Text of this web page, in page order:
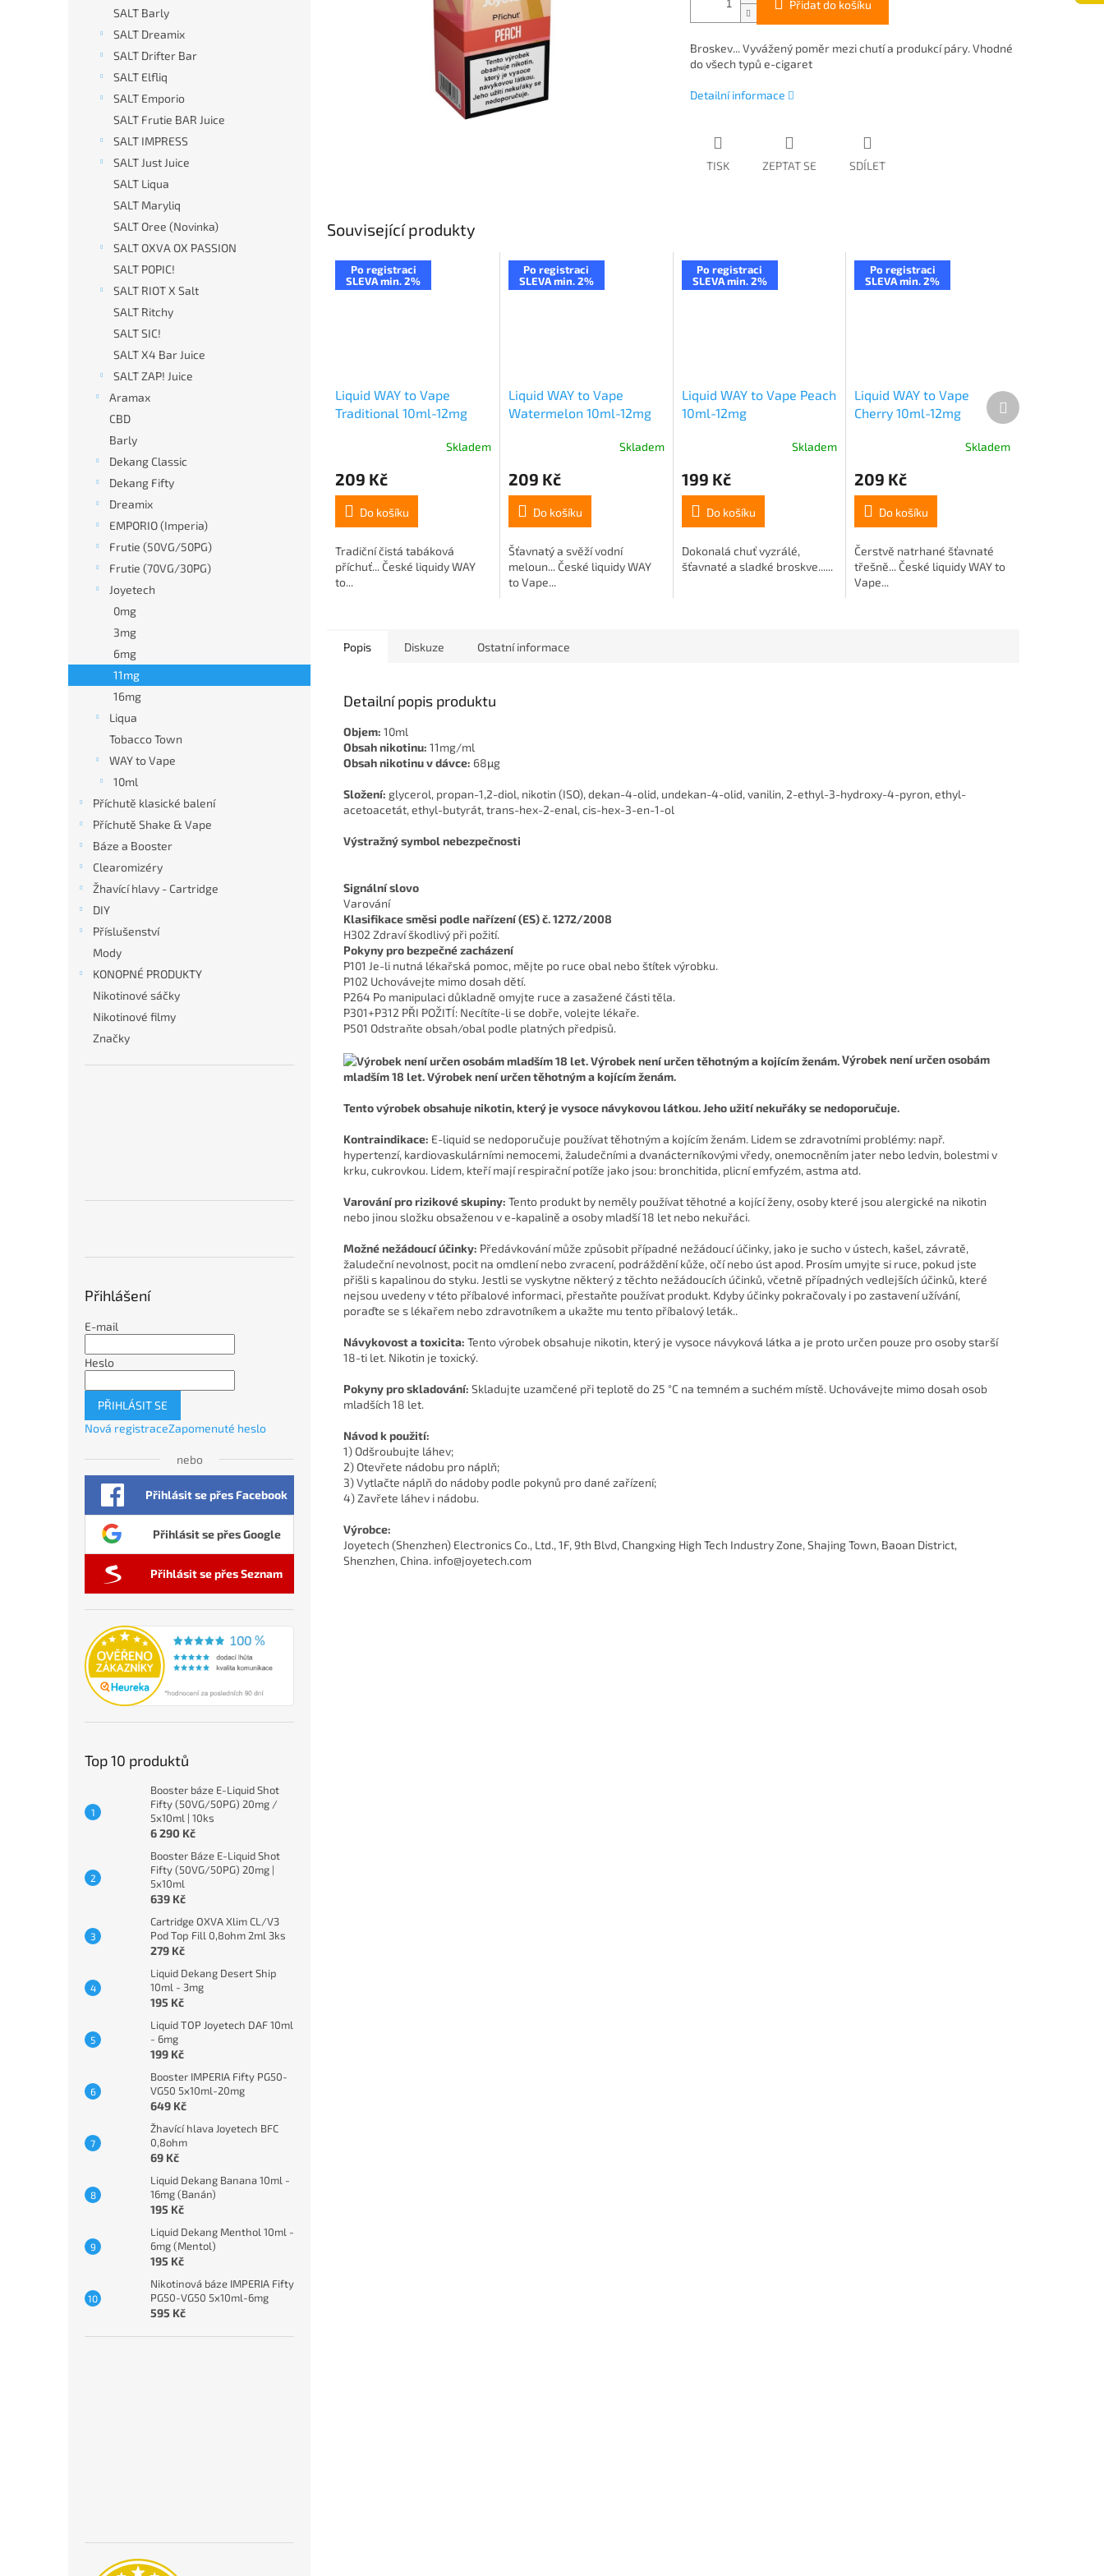
SALT Barly
SALT Dreamix
SALT Drifter Bar
SALT Elfliq
SALT Emporio
SALT Frutie BAR Juice
SALT IMPRESS
SALT Just Juice
SALT Liqua
SALT Maryliq
SALT Oree (Novinka)
SALT OXVA OX PASSION
SALT POPIC!
SALT RIOT X Salt
SALT Ritchy
SALT SIC!
SALT X4 Bar Juice
SALT ZAP! Juice
Aramax
CBD
Barly
Dekang Classic
Dekang Fifty
Dreamix
EMPORIO (Imperia)
Frutie (50VG/50PG)
Frutie (70VG/30PG)
Joyetech
0mg
3mg
6mg
11mg
16mg
Liqua
Tobacco Town
WAY to Vape
10ml
Příchutě klasické balení
Příchutě Shake & Vape
Báze a Booster
Clearomizéry
Žhavící hlavy - Cartridge
DIY
Příslušenství
Mody
KONOPNÉ PRODUKTY
Nikotinové sáčky
Nikotinové filmy
Značky
Přihlášení
E-mail
Heslo
PŘIHLÁSIT SE
Nová registraceZapomenuté heslo
nebo
Přihlásit se přes Facebook
Přihlásit se přes Google
Přihlásit se přes Seznam
Top 10 produktů
Booster báze E-Liquid Shot
Fifty (50VG/50PG) 20mg /
5x10ml | 10ks
6 290 Kč
Booster Báze E-Liquid Shot
Fifty (50VG/50PG) 20mg |
5x10ml
639 Kč
Cartridge OXVA Xlim CL/V3
Pod Top Fill 0,8ohm 2ml 3ks
279 Kč
Liquid Dekang Desert Ship
10ml - 3mg
195 Kč
Liquid TOP Joyetech DAF 10ml
- 6mg
199 Kč
Booster IMPERIA Fifty PG50-
VG50 5x10ml-20mg
649 Kč
Žhavící hlava Joyetech BFC
0,8ohm
69 Kč
Liquid Dekang Banana 10ml -
16mg (Banán)
195 Kč
Liquid Dekang Menthol 10ml -
6mg (Mentol)
195 Kč
Nikotinová báze IMPERIA Fifty
PG50-VG50 5x10ml-6mg
595 Kč
Přidat do košíku
Broskev... Vyvážený poměr mezi chutí a produkcí páry. Vhodné
do všech typů e-cigaret
Detailní informace
TISK ZEPTAT SE SDÍLET
Související produkty
Po registraci
SLEVA min. 2%
Liquid WAY to Vape
Traditional 10ml-12mg
Skladem
209 Kč
Do košíku
Tradiční čistá tabáková
příchuť... České liquidy WAY
to...
Po registraci
SLEVA min. 2%
Liquid WAY to Vape
Watermelon 10ml-12mg
Skladem
209 Kč
Do košíku
Šťavnatý a svěží vodní
meloun... České liquidy WAY
to Vape...
Po registraci
SLEVA min. 2%
Liquid WAY to Vape Peach
10ml-12mg
Skladem
199 Kč
Do košíku
Dokonalá chuť vyzrálé,
šťavnaté a sladké broskve......
Po registraci
SLEVA min. 2%
Liquid WAY to Vape
Cherry 10ml-12mg
Skladem
209 Kč
Do košíku
Čerstvě natrhané šťavnaté
třešně... České liquidy WAY to
Vape...
Další
produkt
Popis Diskuze Ostatní informace
Detailní popis produktu
Objem: 10ml
Obsah nikotinu: 11mg/ml
Obsah nikotinu v dávce: 68μg
Složení: glycerol, propan-1,2-diol, nikotin (ISO), dekan-4-olid, undekan-4-olid, vanilin, 2-ethyl-3-hydroxy-4-pyron, ethyl-
acetoacetát, ethyl-butyrát, trans-hex-2-enal, cis-hex-3-en-1-ol
Výstražný symbol nebezpečnosti
Signální slovo
Varování
Klasifikace směsi podle nařízení (ES) č. 1272/2008
H302 Zdraví škodlivý při požití.
Pokyny pro bezpečné zacházení
P101 Je-li nutná lékařská pomoc, mějte po ruce obal nebo štítek výrobku.
P102 Uchovávejte mimo dosah dětí.
P264 Po manipulaci důkladně omyjte ruce a zasažené části těla.
P301+P312 PŘI POŽITÍ: Necítíte-li se dobře, volejte lékaře.
P501 Odstraňte obsah/obal podle platných předpisů.
Výrobek není určen osobám
mladším 18 let. Výrobek není určen těhotným a kojícím ženám.
Tento výrobek obsahuje nikotin, který je vysoce návykovou látkou. Jeho užití nekuřáky se nedoporučuje.
Kontraindikace: E-liquid se nedoporučuje používat těhotným a kojícím ženám. Lidem se zdravotními problémy: např.
hypertenzí, kardiovaskulárními nemocemi, žaludečními a dvanácterníkovými vředy, onemocněním jater nebo ledvin, bolestmi v
krku, cukrovkou. Lidem, kteří mají respirační potíže jako jsou: bronchitida, plicní emfyzém, astma atd.
Varování pro rizikové skupiny: Tento produkt by neměly používat těhotné a kojící ženy, osoby které jsou alergické na nikotin
nebo jinou složku obsaženou v e-kapalině a osoby mladší 18 let nebo nekuřáci.
Možné nežádoucí účinky: Předávkování může způsobit případné nežádoucí účinky, jako je sucho v ústech, kašel, závratě,
žaludeční nevolnost, pocit na omdlení nebo zvracení, podráždění kůže, očí nebo úst apod. Prosím umyjte si ruce, pokud jste
přišli s kapalinou do styku. Jestli se vyskytne některý z těchto nežádoucích účinků, včetně případných vedlejších účinků, které
nejsou uvedeny v této příbalové informaci, přestaňte používat produkt. Kdyby účinky pokračovaly i po zastavení užívání,
poraďte se s lékařem nebo zdravotníkem a ukažte mu tento příbalový leták..
Návykovost a toxicita: Tento výrobek obsahuje nikotin, který je vysoce návyková látka a je proto určen pouze pro osoby starší
18-ti let. Nikotin je toxický.
Pokyny pro skladování: Skladujte uzamčené při teplotě do 25 °C na temném a suchém místě. Uchovávejte mimo dosah osob
mladších 18 let.
Návod k použití:
1) Odšroubujte láhev;
2) Otevřete nádobu pro náplň;
3) Vytlačte náplň do nádoby podle pokynů pro dané zařízení;
4) Zavřete láhev i nádobu.
Výrobce:
Joyetech (Shenzhen) Electronics Co., Ltd., 1F, 9th Blvd, Changxing High Tech Industry Zone, Shajing Town, Baoan District,
Shenzhen, China. info@joyetech.com